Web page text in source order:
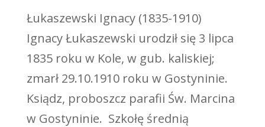
Łukaszewski Ignacy (1835-1910)
Ignacy Łukaszewski urodził się 3 lipca
1835 roku w Kole, w gub. kaliskiej;
zmarł 29.10.1910 roku w Gostyninie.
Ksiądz, proboszcz parafii Św. Marcina
w Gostyninie. Szkołę średnią